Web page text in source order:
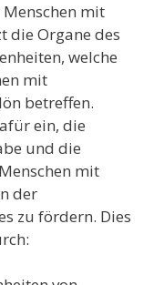
mit
die Organe des
welche
mit
betreffen.
ein, die
und die
mit
der
zu fördern. Dies